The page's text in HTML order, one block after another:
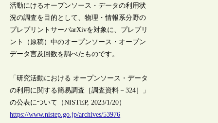
活動にけるオープンソース・データの利用状
況の調査を目的として、物理・情報系分野の
プレプリントサーバarXivを対象に、プレプリ
ント（原稿）中のオープンソース・オープン
データ言及回数を調べたものです。
「研究活動における オープンソース・データ
の利用に関する簡易調査［調査資料－324］」
の公表について（NISTEP, 2023/1/20）
https://www.nistep.go.jp/archives/53976